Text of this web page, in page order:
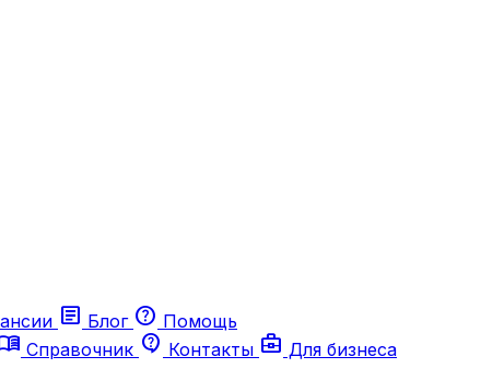
article Блог help Помощь
Справочник contact_support Контакты business_center Для бизнеса